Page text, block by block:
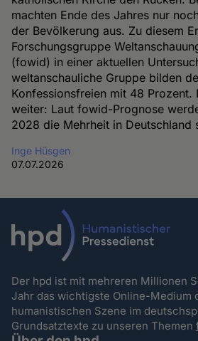
machten Ende des Jahres nur
der Bevölkerung aus. Zu diesem
Forschungsgruppe
(fowid) in einer aktuellen
weltanschauliche Gruppe bilden
Konfessionsfreien mit 48 Prozent.
weiter: Laut fowid-Prognose
2028 die Mehrheit in Deutschland
Inge Hüsgen
07.07.2026
Der hpd ist mit mehreren Millionen
Jahr das wichtigste Online-Medium
humanistischen Szene im
Grundsatztexte zu unseren Themen